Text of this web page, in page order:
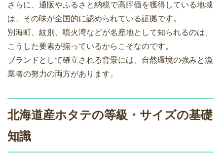
さらに、通販やふるさと納税で高評価を獲得している地域
は、その味が全国的に認められている証拠です。
別海町、紋別、噴火湾などが名産地として知られるのは、
こうした要素が揃っているからこそなのです。
ブランドとして確立される背景には、自然環境の強みと漁
業者の努力の両方があります。
北海道産ホタテの等級・サイズの基礎
知識